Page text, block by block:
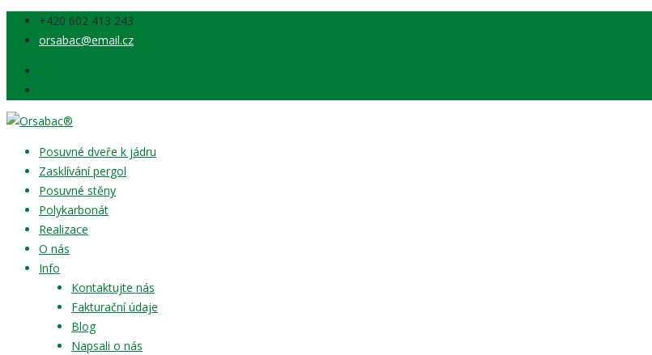
‭+420 602 413 243‬
orsabac@email.cz
Posuvné dveře k jádru
Zasklívání pergol
Posuvné stěny
Polykarbonát
Realizace
O nás
Info
Kontaktujte nás
Fakturační údaje
Blog
Napsali o nás